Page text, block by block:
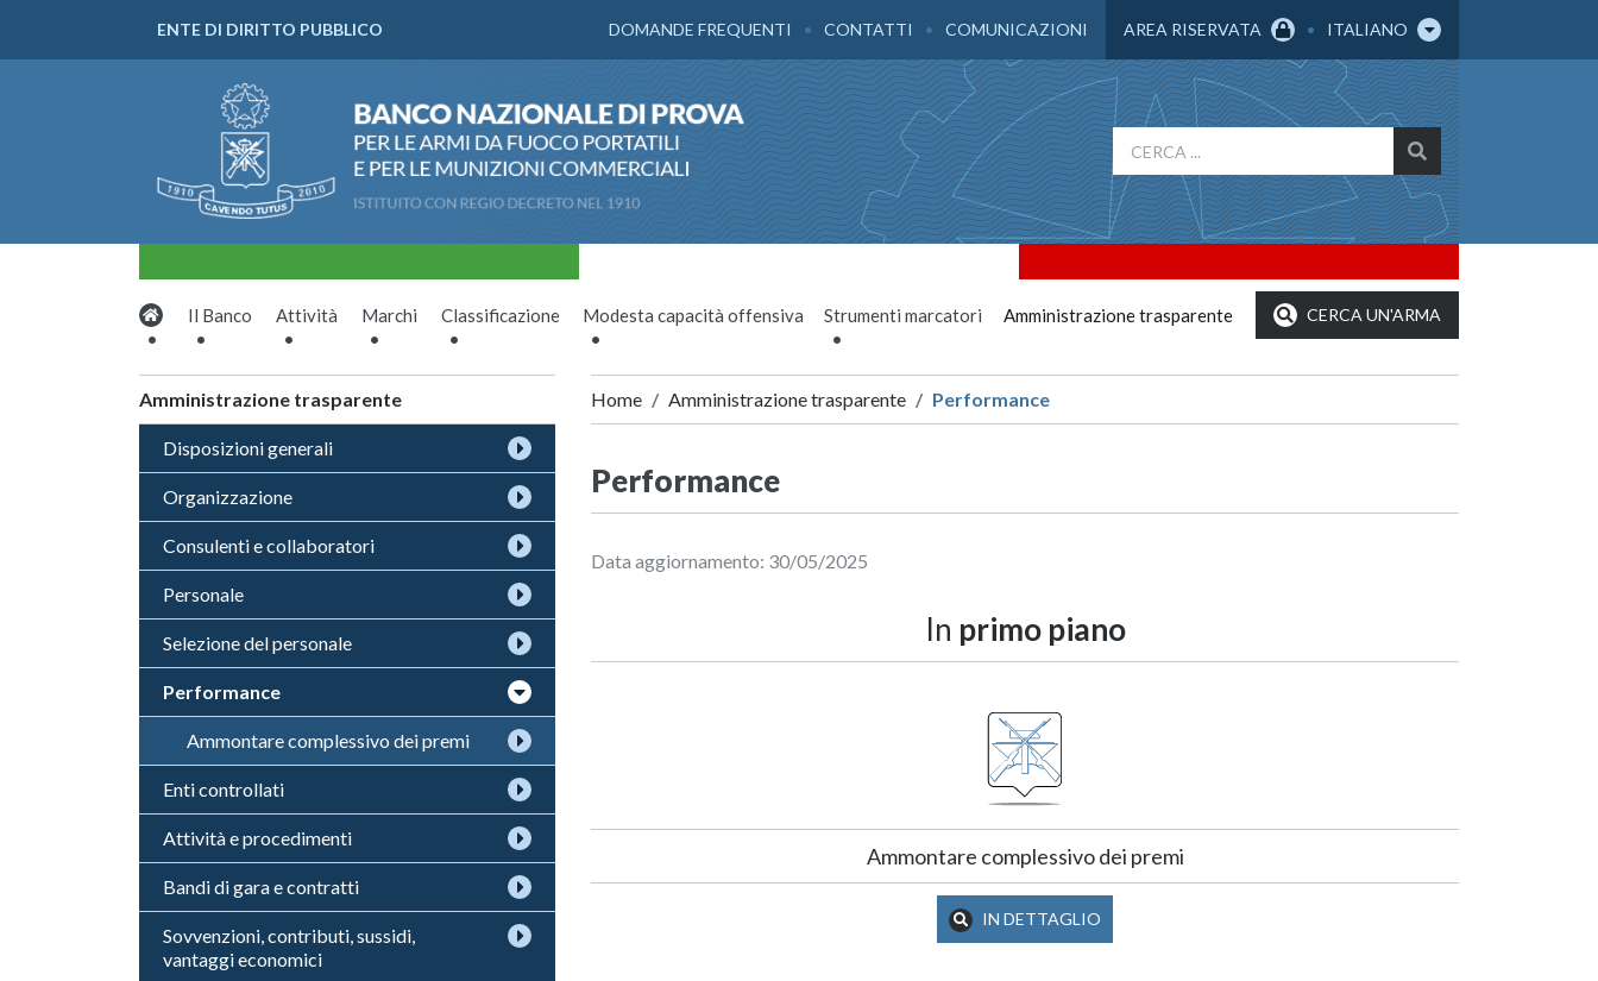
ENTE DI DIRITTO PUBBLICO AREA RISERVATA ITALIANO
DOMANDE FREQUENTI CONTATTI COMUNICAZIONI
Il Banco Attività Marchi Classificazione Modesta capacità offensiva Strumenti marcatori Amministrazione trasparente CERCA UN'ARMA
Amministrazione trasparente
Disposizioni generali
Organizzazione
Consulenti e collaboratori
Personale
Selezione del personale
Performance
Ammontare complessivo dei premi
Enti controllati
Attività e procedimenti
Bandi di gara e contratti
Sovvenzioni, contributi, sussidi,
vantaggi economici
Home Amministrazione trasparente Performance
Performance
Data aggiornamento: 30/05/2025
In primo piano
Ammontare complessivo dei premi
IN DETTAGLIO